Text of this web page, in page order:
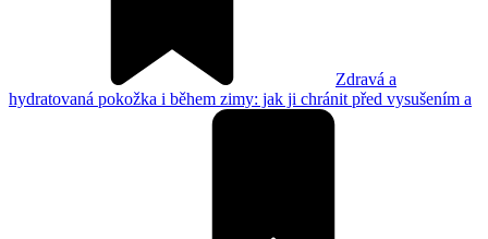
Zdravá a
hydratovaná pokožka i během zimy: jak ji chránit před vysušením a